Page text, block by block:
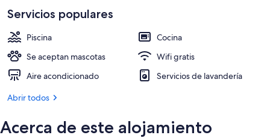
Servicios populares
Piscina
Cocina
Se aceptan mascotas
Wifi gratis
Aire acondicionado
Servicios de lavandería
Abrir todos
Acerca de este alojamiento